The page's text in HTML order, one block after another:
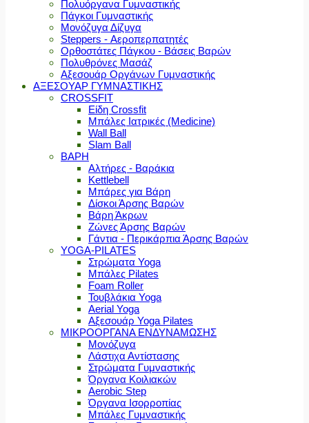
Πολυόργανα Γυμναστικής
Πάγκοι Γυμναστικής
Μονόζυγα Δίζυγα
Steppers - Αεροπερπατητές
Ορθοστάτες Πάγκου - Βάσεις Βαρών
Πολυθρόνες Μασάζ
Αξεσουάρ Οργάνων Γυμναστικής
ΑΞΕΣΟΥΑΡ ΓΥΜΝΑΣΤΙΚΗΣ
CROSSFIT
Είδη Crossfit
Μπάλες Ιατρικές (Medicine)
Wall Ball
Slam Ball
ΒΑΡΗ
Αλτήρες - Βαράκια
Kettlebell
Μπάρες για Βάρη
Δίσκοι Άρσης Βαρών
Βάρη Άκρων
Ζώνες Άρσης Βαρών
Γάντια - Περικάρπια Άρσης Βαρών
YOGA-PILATES
Στρώματα Yoga
Μπάλες Pilates
Foam Roller
Τουβλάκια Yoga
Aerial Yoga
Αξεσουάρ Yoga Pilates
ΜΙΚΡΟΟΡΓΑΝΑ ΕΝΔΥΝΑΜΩΣΗΣ
Μονόζυγα
Λάστιχα Αντίστασης
Στρώματα Γυμναστικής
Όργανα Κοιλιακών
Aerobic Step
Όργανα Ισορροπίας
Μπάλες Γυμναστικής